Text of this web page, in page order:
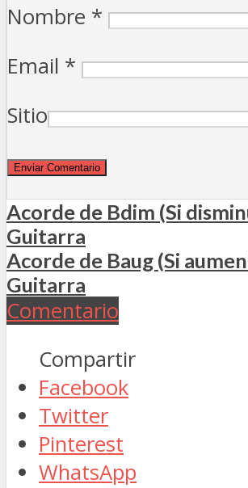
Nombre *
Email *
Sitio
Acorde de Bdim (Si
Guitarra
Acorde de Baug (Si
Guitarra
Comentario
Compartir
Facebook
Twitter
Pinterest
WhatsApp